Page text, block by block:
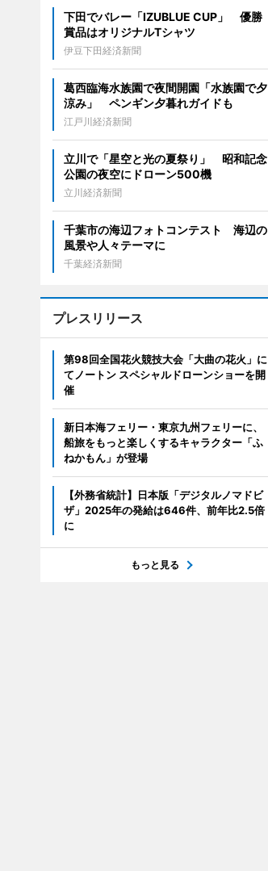
下田でバレー「IZUBLUE CUP」 優勝
賞品はオリジナルTシャツ
伊豆下田経済新聞
葛西臨海水族園で夜間開園「水族園で夕
涼み」 ペンギン夕暮れガイドも
江戸川経済新聞
立川で「星空と光の夏祭り」 昭和記念
公園の夜空にドローン500機
立川経済新聞
千葉市の海辺フォトコンテスト 海辺の
風景や人々テーマに
千葉経済新聞
プレスリリース
第98回全国花火競技大会「大曲の花火」に
てノートン スペシャルドローンショーを開
催
新日本海フェリー・東京九州フェリーに、
船旅をもっと楽しくするキャラクター「ふ
ねかもん」が登場
【外務省統計】日本版「デジタルノマドビ
ザ」2025年の発給は646件、前年比2.5倍
に
もっと見る